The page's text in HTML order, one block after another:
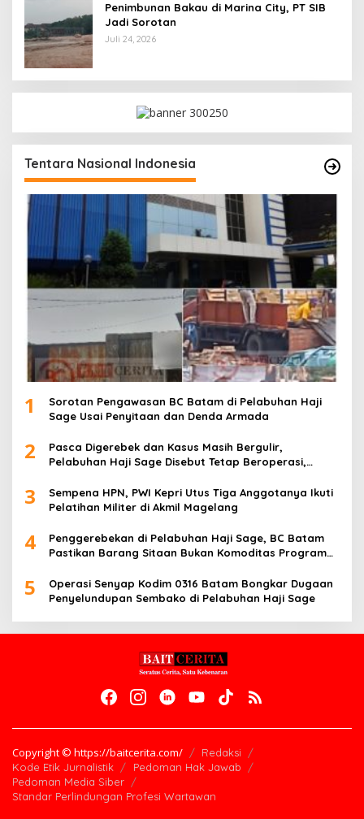
Penimbunan Bakau di Marina City, PT SIB
Jadi Sorotan
Juli 24, 2026
Tentara Nasional Indonesia
1
Sorotan Pengawasan BC Batam di Pelabuhan Haji
Sage Usai Penyitaan dan Denda Armada
2
Pasca Digerebek dan Kasus Masih Bergulir,
Pelabuhan Haji Sage Disebut Tetap Beroperasi,
3
Sempena HPN, PWI Kepri Utus Tiga Anggotanya Ikuti
Pelatihan Militer di Akmil Magelang
4
Penggerebekan di Pelabuhan Haji Sage, BC Batam
Pastikan Barang Sitaan Bukan Komoditas Program
5
Operasi Senyap Kodim 0316 Batam Bongkar Dugaan
Penyelundupan Sembako di Pelabuhan Haji Sage
Copyright © https://baitcerita.com/
Redaksi
Kode Etik Jurnalistik
Pedoman Hak Jawab
Pedoman Media Siber
Standar Perlindungan Profesi Wartawan